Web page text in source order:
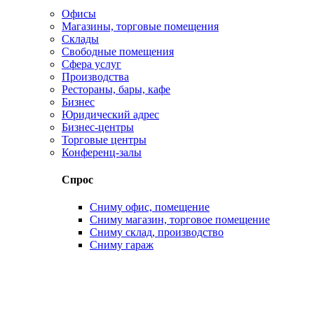
Офисы
Магазины, торговые помещения
Склады
Свободные помещения
Сфера услуг
Производства
Рестораны, бары, кафе
Бизнес
Юридический адрес
Бизнес-центры
Торговые центры
Конференц-залы
Спрос
Сниму офис, помещение
Сниму магазин, торговое помещение
Сниму склад, производство
Сниму гараж